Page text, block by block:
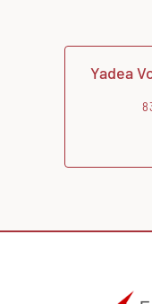
Yadea